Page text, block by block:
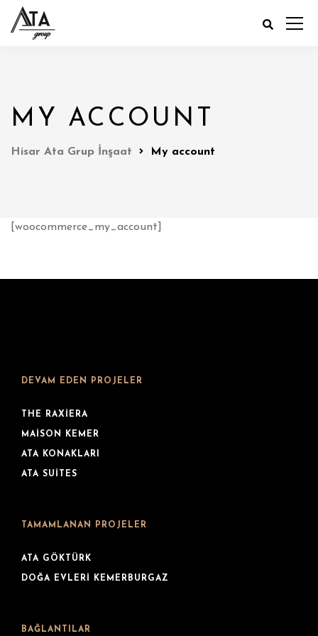
MY ACCOUNT
Hisar Ata Grup İnşaat My account
[woocommerce_my_account]
DEVAM EDEN PROJELER
THE RAXIERA
MAISON KEMER
ATA KONAKLARI
ATA SUITES
TAMAMLANAN PROJELER
ATA GÖKTÜRK
DOĞA EVLERI KEMERBURGAZ
BAĞLANTILAR